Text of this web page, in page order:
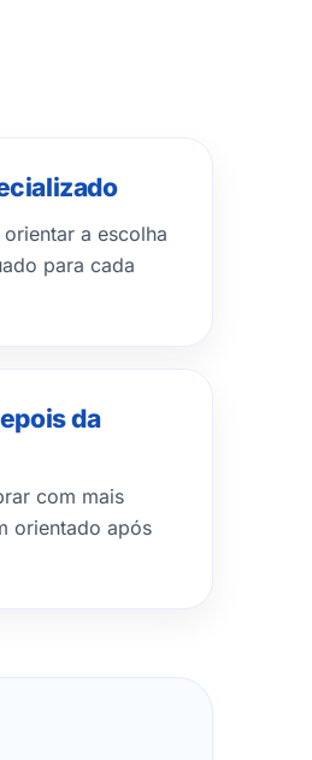
a escolha
para cada
da
com mais
orientado após